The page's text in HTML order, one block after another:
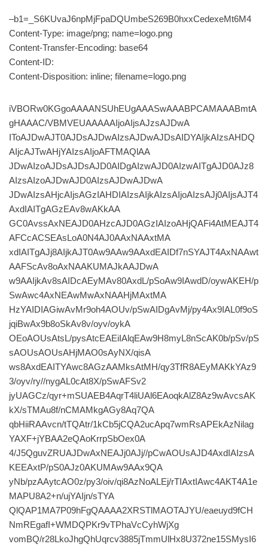
–b1=_S6KUvaJ6npMjFpaDQUmbeS269B0hxxCedexeMt6M4
Content-Type: image/png; name=logo.png
Content-Transfer-Encoding: base64
Content-ID:
Content-Disposition: inline; filename=logo.png
iVBORw0KGgoAAAANSUhEUgAAASwAAABPCAMAAABmtA
gHAAAC/VBMVEUAAAAAIjoAIjsAJzsAJDwA
IToAJDwAJT0AJDsAJDwAIzsAJDwAJDsAIDYAIjkAIzsAHDQ
AIjcAJTwAHjYAIzsAIjoAFTMAQlAA
JDwAIzoAJDsAJDsAJD0AIDgAIzwAJD0AIzwAITgAJD0AJz8
AIzsAIzoAJDwAJD0AIzsAJDwAJDwA
JDwAIzsAHjcAIjsAGzIAHDIAIzsAIjkAIzsAIjoAIzsAJj0AIjsAJT4
AxdIAITgAGzEAv8wAKkAA
GC0AvssAxNEAJD0AHzcAJD0AGzIAIzoAHjQAFi4AtMEAJT4
AFCcACSEAsLoA0N4AJ0AAxNAAxtMA
xdIAITgAJj8AIjkAJT0Aw9AAw9AAxdEAIDf7nSYAJT4AxNAAwt
AAFScAv8oAxNAAKUMAJkAAJDwA
w9AAIjkAv8sAIDcAEyMAv80AxdL/pSoAw9IAwdD/oywAKEH/p
SwAwc4AxNEAwMwAxNAAHjMAxtMA
HzYAIDIAGiwAvMr9oh4AOUv/pSwAIDgAvMj/py4Ax9IAL0f9oS
jqiBwAx9b8oSkAv8v/oyv/oykA
OEoAOUsAtsL/pysAtcEAEiIAlqEAw9H8myL8nScAK0b/pSv/pS
sAOUsAOUsAHjMAO0sAyNX/qisA
ws8AxdEAITYAwc8AGzAAMksAtMH/qy3TfR8AEyMAKkYAz9
3/oyv/ry//nygAL0cAt8X/pSwAFSv2
jyUAGCz/qyr+mSUAEB4AqrT4liUAl6EAoqkAlZ8Az9wAvcsAK
kX/sTMAu8f/nCMAMkgAGy8Aq7QA
qbHiiRAAvcn/tTQAtr/1kCb5jCQA2ucApq7wmRsAPEkAzNilag
YAXF+jYBAA2eQAoKrrpSbOex0A
4/J5QguvZRUAJDwAxNEAJj0AJj//pCwAOUsAJD4AxdIAIzsA
KEEAxtP/pS0AJz0AKUMAw9AAx9QA
yNb/pzAAytcAO0z/py3/oiv/qi8AzNoALEj/rTIAxtIAwc4AKT4A1e
MAPU8A2+n/ujYAIjn/sTYA
QlQAP1MA7P09hFgQAAAA2XRSTlMAOTAJYU/eaeuyd9fCH
NmREgafI+WMDQPKr9vTPhaVcCyhWjXg
vomBQ/r28LkoJhgQhUqrcv3885jTmmUlHx8U372ne15SMysI6